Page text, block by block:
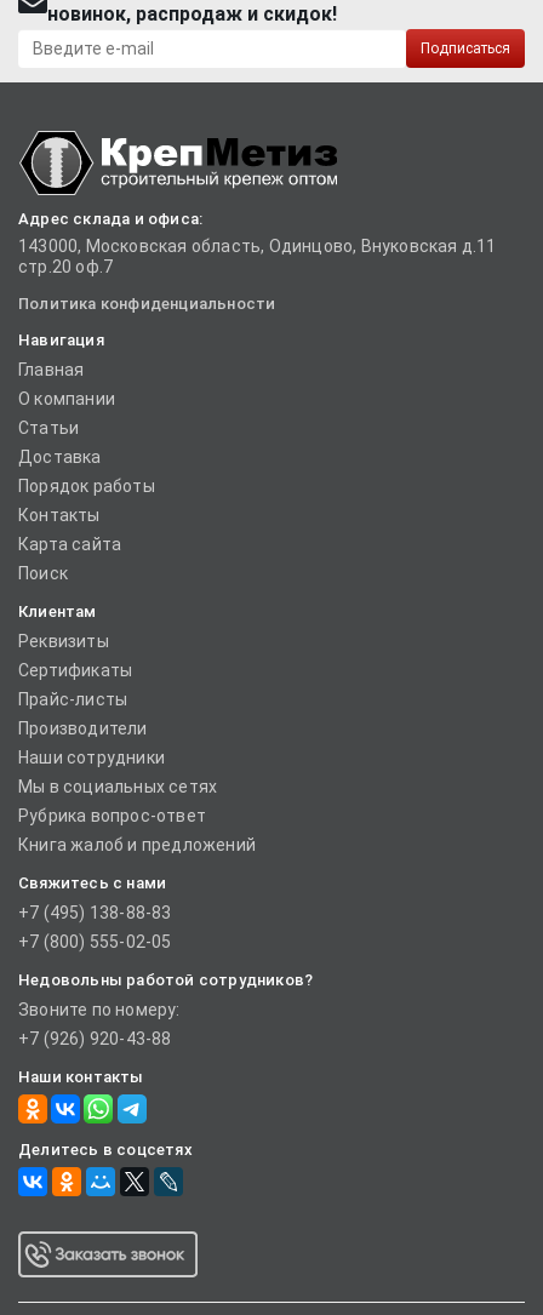
новинок, распродаж и скидок!
Подписаться
Адрес склада и офиса:
143000, Московская область, Одинцово, Внуковская д.11
стр.20 оф.7
Политика конфиденциальности
Навигация
Главная
О компании
Статьи
Доставка
Порядок работы
Контакты
Карта сайта
Поиск
Клиентам
Реквизиты
Сертификаты
Прайс-листы
Производители
Наши сотрудники
Мы в социальных сетях
Рубрика вопрос-ответ
Книга жалоб и предложений
Свяжитесь с нами
+7 (495) 138-88-83
+7 (800) 555-02-05
Недовольны работой сотрудников?
Звоните по номеру:
+7 (926) 920-43-88
Наши контакты
Делитесь в соцсетях